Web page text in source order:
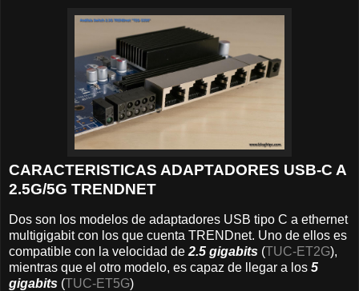
CARACTERISTICAS ADAPTADORES USB-C A
2.5G/5G TRENDNET
Dos son los modelos de adaptadores USB tipo C a ethernet
multigigabit con los que cuenta TRENDnet. Uno de ellos es
compatible con la velocidad de 2.5 gigabits (TUC-ET2G),
mientras que el otro modelo, es capaz de llegar a los 5
gigabits (TUC-ET5G)